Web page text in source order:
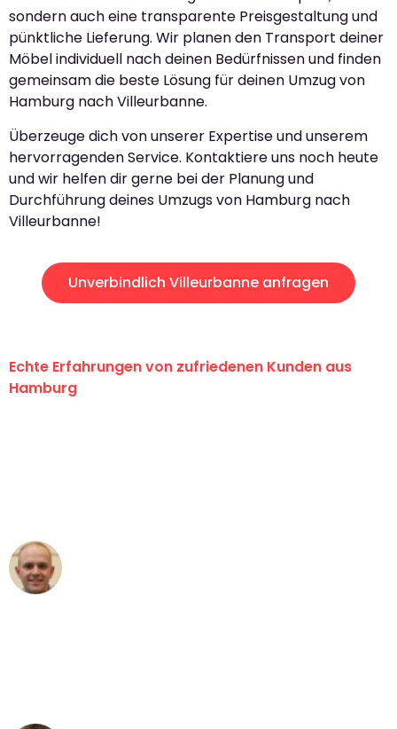
sondern auch eine transparente Preisgestaltung und
pünktliche Lieferung. Wir planen den Transport deiner
Möbel individuell nach deinen Bedürfnissen und finden
gemeinsam die beste Lösung für deinen Umzug von
Hamburg nach Villeurbanne.
Überzeuge dich von unserer Expertise und unserem
hervorragenden Service. Kontaktiere uns noch heute
und wir helfen dir gerne bei der Planung und
Durchführung deines Umzugs von Hamburg nach
Villeurbanne!
Unverbindlich Villeurbanne anfragen
Echte Erfahrungen von zufriedenen Kunden aus
Hamburg